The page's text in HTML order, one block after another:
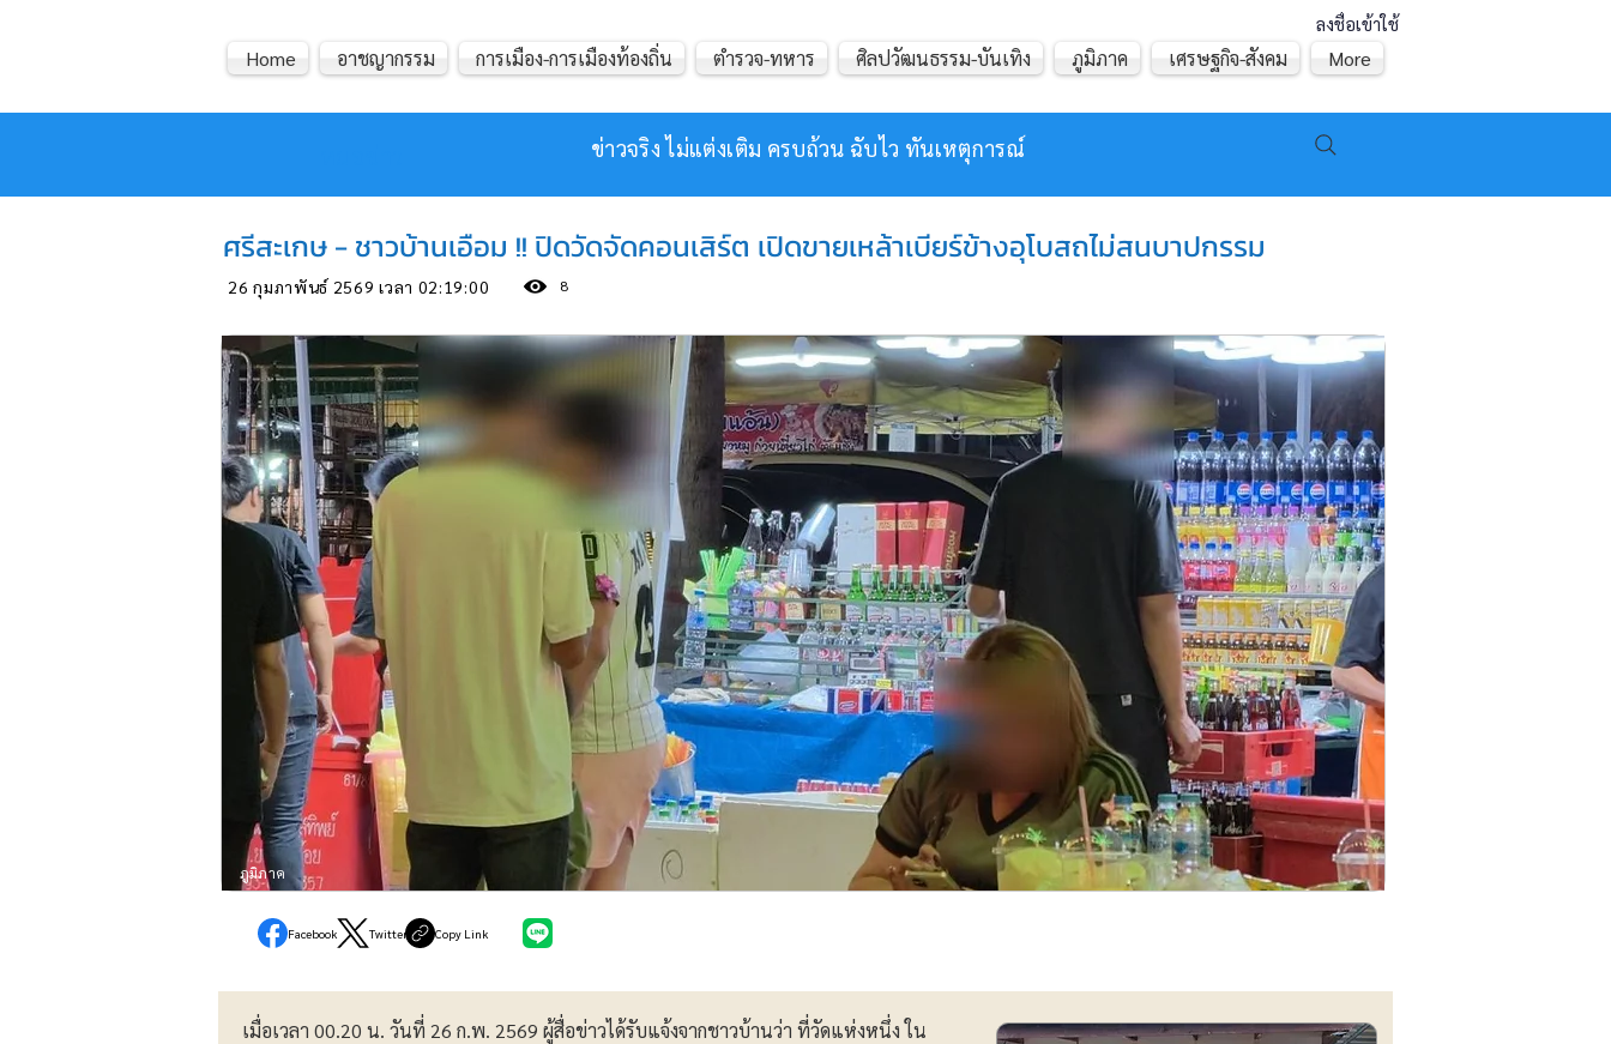
ลงชื่อเข้าใช้
ข่าวจริง ไม่แต่งเติม ครบถ้วน ฉับไว ทันเหตุการณ์
Home อาชญากรรม การเมือง-การเมืองท้องถิ่น ตำรวจ-ทหาร ศิลปวัฒนธรรม-บันเทิง ภูมิภาค เศรษฐกิจ-สังคม More
ศรีสะเกษ - ชาวบ้านเอือม !! ปิดวัดจัดคอนเสิร์ต เปิดขายเหล้าเบียร์ข้างอุโบสถไม่สนบาปกรรม
26 กุมภาพันธ์ 2569 เวลา 02:19:00 8
ภูมิภาค
Facebook Twitter Copy Link
เมื่อเวลา 00.20 น. วันที่ 26 ก.พ. 2569 ผู้สื่อข่าวได้รับแจ้งจากชาวบ้านว่า ที่วัดแห่งหนึ่ง ใน